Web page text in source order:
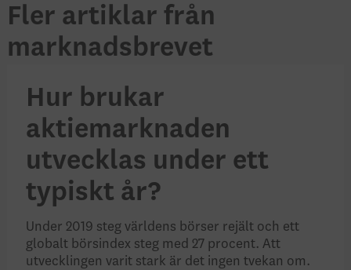
Fler artiklar från
marknadsbrevet
Hur brukar
aktiemarknaden
utvecklas under ett
typiskt år?
Under 2019 steg världens börser rejält och ett
globalt börsindex steg med 27 procent. Att
utvecklingen varit stark är det ingen tvekan om.